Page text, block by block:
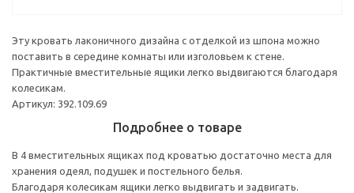
Эту кровать лаконичного дизайна с отделкой из шпона можно
поставить в середине комнаты или изголовьем к стене.
Практичные вместительные ящики легко выдвигаются благодаря
колесикам.
Артикул: 392.109.69
Подробнее о товаре
В 4 вместительных ящиках под кроватью достаточно места для
хранения одеял, подушек и постельного белья.
Благодаря колесикам ящики легко выдвигать и задвигать.